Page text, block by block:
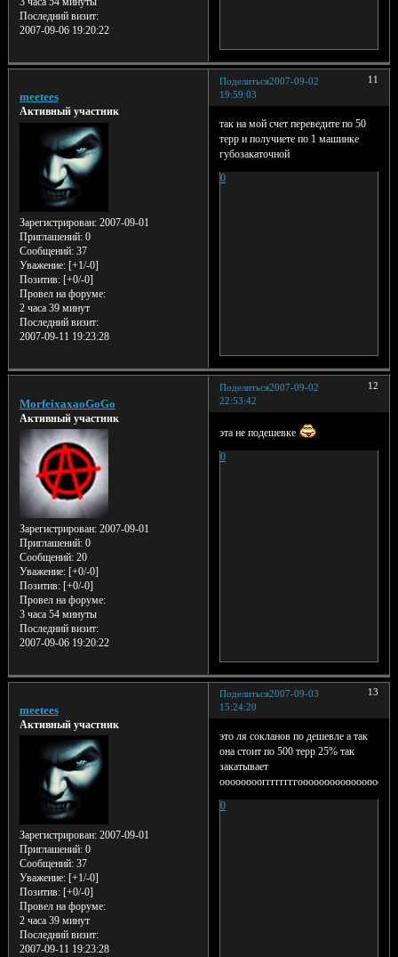
Последний визит:
2007-09-06 19:20:22
Поделиться 11
2007-09-02
19:59:03
meetees
Активный участник
Зарегистрирован: 2007-09-01
Приглашений:0
Сообщений:37
Уважение: [+1/-0]
Позитив: [+0/-0]
Провел на форуме:
2 часа 39 минут
Последний визит:
2007-09-11 19:23:28
так на мой счет переведите по 50
терр и получиете по 1 машинке
губозакаточной
0
Поделиться 12
2007-09-02
22:53:42
MorfeixaxaoGoGo
Активный участник
Зарегистрирован: 2007-09-01
Приглашений:0
Сообщений:20
Уважение: [+0/-0]
Позитив: [+0/-0]
Провел на форуме:
3 часа 54 минуты
Последний визит:
2007-09-06 19:20:22
эта не подешевке
0
Поделиться 13
2007-09-03
15:24:20
meetees
Активный участник
Зарегистрирован: 2007-09-01
Приглашений:0
Сообщений:37
Уважение: [+1/-0]
Позитив: [+0/-0]
Провел на форуме:
2 часа 39 минут
Последний визит:
2007-09-11 19:23:28
это ля сокланов по дешевле а так
она стоит по 500 терр 25% так
закатывает
0